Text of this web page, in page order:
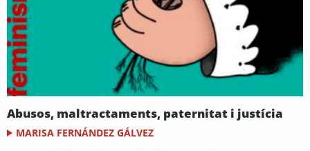
Abusos, maltractaments, paternitat i justícia
MARISA FERNÁNDEZ GÁLVEZ